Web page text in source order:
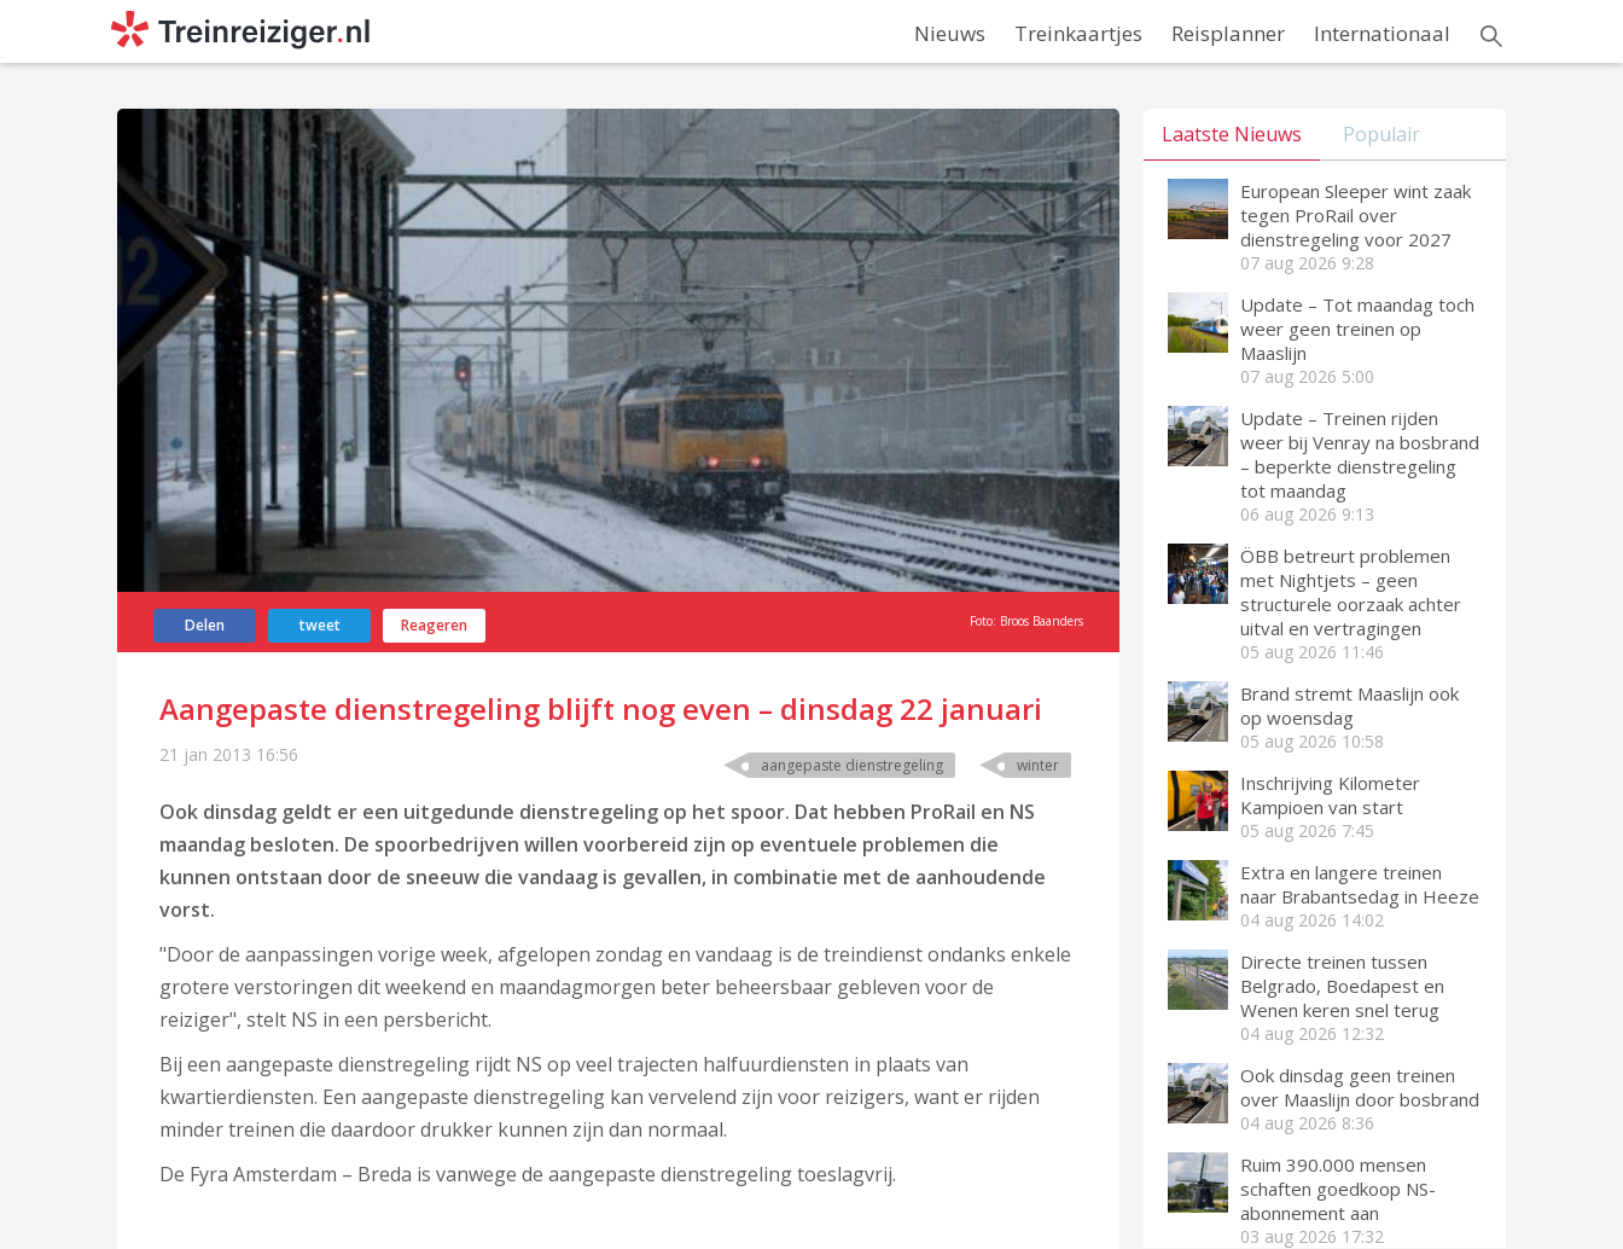
Nieuws Treinkaartjes Reisplanner Internationaal
Delen tweet Reageren Foto: Broos Baanders
Aangepaste dienstregeling blijft nog even – dinsdag 22 januari
21 jan 2013 16:56 aangepaste dienstregeling winter
Ook dinsdag geldt er een uitgedunde dienstregeling op het spoor. Dat hebben ProRail en NS
maandag besloten. De spoorbedrijven willen voorbereid zijn op eventuele problemen die
kunnen ontstaan door de sneeuw die vandaag is gevallen, in combinatie met de aanhoudende
vorst.
"Door de aanpassingen vorige week, afgelopen zondag en vandaag is de treindienst ondanks enkele
grotere verstoringen dit weekend en maandagmorgen beter beheersbaar gebleven voor de
reiziger", stelt NS in een persbericht.
Bij een aangepaste dienstregeling rijdt NS op veel trajecten halfuurdiensten in plaats van
kwartierdiensten. Een aangepaste dienstregeling kan vervelend zijn voor reizigers, want er rijden
minder treinen die daardoor drukker kunnen zijn dan normaal.
De Fyra Amsterdam – Breda is vanwege de aangepaste dienstregeling toeslagvrij.
Laatste Nieuws Populair
European Sleeper wint zaak
tegen ProRail over
dienstregeling voor 2027
07 aug 2026 9:28
Update – Tot maandag toch
weer geen treinen op
Maaslijn
07 aug 2026 5:00
Update – Treinen rijden
weer bij Venray na bosbrand
– beperkte dienstregeling
tot maandag
06 aug 2026 9:13
ÖBB betreurt problemen
met Nightjets – geen
structurele oorzaak achter
uitval en vertragingen
05 aug 2026 11:46
Brand stremt Maaslijn ook
op woensdag
05 aug 2026 10:58
Inschrijving Kilometer
Kampioen van start
05 aug 2026 7:45
Extra en langere treinen
naar Brabantsedag in Heeze
04 aug 2026 14:02
Directe treinen tussen
Belgrado, Boedapest en
Wenen keren snel terug
04 aug 2026 12:32
Ook dinsdag geen treinen
over Maaslijn door bosbrand
04 aug 2026 8:36
Ruim 390.000 mensen
schaften goedkoop NS-
abonnement aan
03 aug 2026 17:32